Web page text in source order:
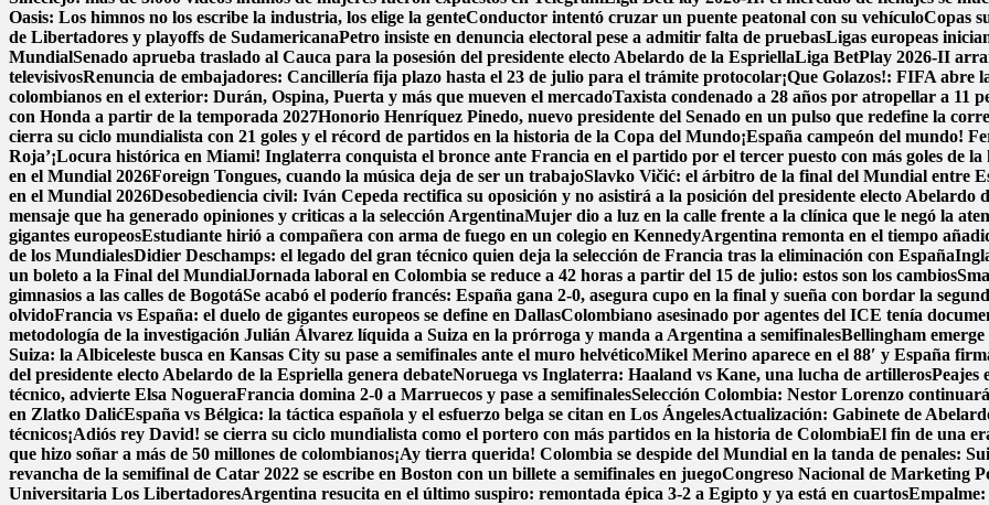
Oasis: Los himnos no los escribe la industria, los elige la genteConductor intentó cruzar un puente peatonal con su vehículoCopas
de Libertadores y playoffs de SudamericanaPetro insiste en denuncia electoral pese a admitir falta de pruebasLigas europeas
MundialSenado aprueba traslado al Cauca para la posesión del presidente electo Abelardo de la EspriellaLiga BetPlay 2026-II
televisivosRenuncia de embajadores: Cancillería fija plazo hasta el 23 de julio para el trámite protocolar¡Que Golazos!: FIFA abre
colombianos en el exterior: Durán, Ospina, Puerta y más que mueven el mercadoTaxista condenado a 28 años por atropellar a 11
con Honda a partir de la temporada 2027Honorio Henríquez Pinedo, nuevo presidente del Senado en un pulso que redefine la
cierra su ciclo mundialista con 21 goles y el récord de partidos en la historia de la Copa del Mundo¡España campeón del mundo!
Roja’¡Locura histórica en Miami! Inglaterra conquista el bronce ante Francia en el partido por el tercer puesto con más goles de
en el Mundial 2026Foreign Tongues, cuando la música deja de ser un trabajoSlavko Vičić: el árbitro de la final del Mundial entre
en el Mundial 2026Desobediencia civil: Iván Cepeda rectifica su oposición y no asistirá a la posición del presidente electo Abelardo
mensaje que ha generado opiniones y criticas a la selección ArgentinaMujer dio a luz en la calle frente a la clínica que le negó la
gigantes europeosEstudiante hirió a compañera con arma de fuego en un colegio en KennedyArgentina remonta en el tiempo
de los MundialesDidier Deschamps: el legado del gran técnico quien deja la selección de Francia tras la eliminación con España
un boleto a la Final del MundialJornada laboral en Colombia se reduce a 42 horas a partir del 15 de julio: estos son los cambios
gimnasios a las calles de BogotáSe acabó el poderío francés: España gana 2-0, asegura cupo en la final y sueña con bordar la
olvidoFrancia vs España: el duelo de gigantes europeos se define en DallasColombiano asesinado por agentes del ICE tenía
metodología de la investigación Julián Álvarez líquida a Suiza en la prórroga y manda a Argentina a semifinalesBellingham
Suiza: la Albiceleste busca en Kansas City su pase a semifinales ante el muro helvéticoMikel Merino aparece en el 88′ y España
del presidente electo Abelardo de la Espriella genera debateNoruega vs Inglaterra: Haaland vs Kane, una lucha de artillerosPeajes
técnico, advierte Elsa NogueraFrancia domina 2-0 a Marruecos y pase a semifinalesSelección Colombia: Nestor Lorenzo
en Zlatko DalićEspaña vs Bélgica: la táctica española y el esfuerzo belga se citan en Los ÁngelesActualización: Gabinete de
técnicos¡Adiós rey David! se cierra su ciclo mundialista como el portero con más partidos en la historia de ColombiaEl fin de una
que hizo soñar a más de 50 millones de colombianos¡Ay tierra querida! Colombia se despide del Mundial en la tanda de penales:
revancha de la semifinal de Catar 2022 se escribe en Boston con un billete a semifinales en juegoCongreso Nacional de Marketing
Universitaria Los LibertadoresArgentina resucita en el último suspiro: remontada épica 3-2 a Egipto y ya está en cuartosEmpalme: